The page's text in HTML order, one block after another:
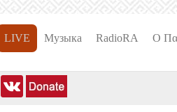
LIVE Музыка RadioRA О